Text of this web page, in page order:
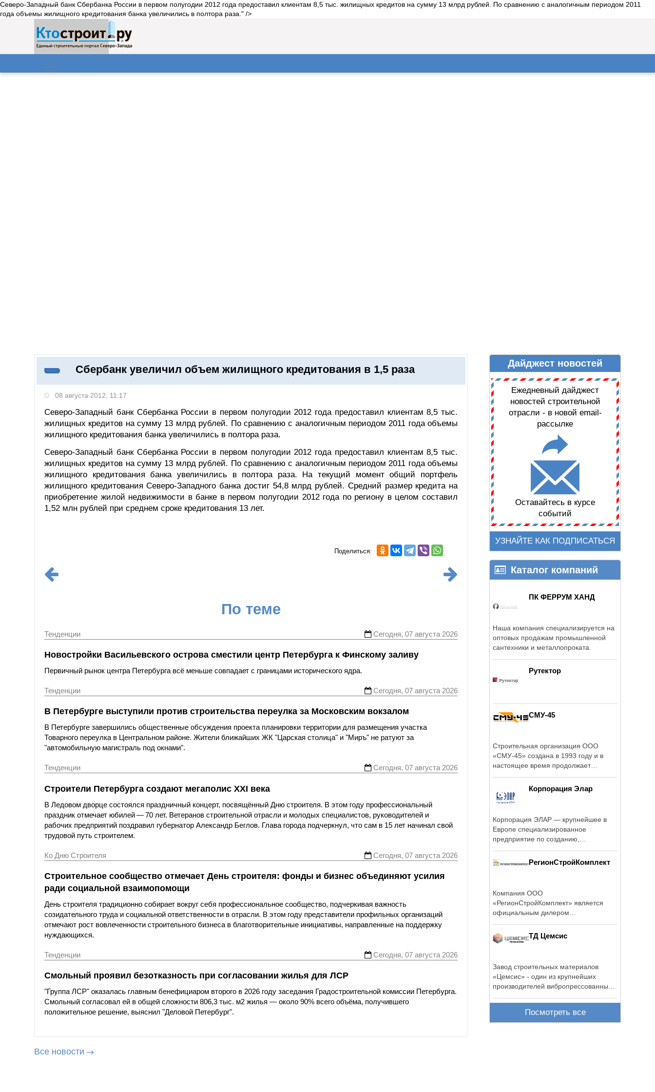
Северо-Западный банк Сбербанка России в первом полугодии 2012 года предоставил клиентам 8,5 тыс. жилищных кредитов на сумму 13 млрд рублей. По сравнению с аналогичным периодом 2011
года объемы жилищного кредитования банка увеличились в полтора раза." />
Поиск
ДАЙДЖЕСТ НОВОСТЕЙ
Сбербанк увеличил объем жилищного кредитования в 1,5 раза
08 августа 2012, 11:17
Северо-Западный банк Сбербанка России в первом полугодии 2012 года предоставил клиентам 8,5 тыс.
жилищных кредитов на сумму 13 млрд рублей. По сравнению с аналогичным периодом 2011 года объемы
жилищного кредитования банка увеличились в полтора раза.
Северо-Западный банк Сбербанка России в первом полугодии 2012 года предоставил клиентам 8,5 тыс.
жилищных кредитов на сумму 13 млрд рублей. По сравнению с аналогичным периодом 2011 года объемы
жилищного кредитования банка увеличились в полтора раза. На текущий момент общий портфель
жилищного кредитования Северо-Западного банка достиг 54,8 млрд рублей. Средний размер кредита на
приобретение жилой недвижимости в банке в первом полугодии 2012 года по региону в целом составил
1,52 млн рублей при среднем сроке кредитования 13 лет.
Поделиться:
По теме
Тенденции Сегодня, 07 августа 2026
Новостройки Васильевского острова сместили центр Петербурга к Финскому заливу
Первичный рынок центра Петербурга всё меньше совпадает с границами исторического ядра.
Тенденции Сегодня, 07 августа 2026
В Петербурге выступили против строительства переулка за Московским вокзалом
В Петербурге завершились общественные обсуждения проекта планировки территории для размещения участка
Товарного переулка в Центральном районе. Жители ближайших ЖК "Царская столица" и "Миръ" не ратуют за
"автомобильную магистраль под окнами".
Тенденции Сегодня, 07 августа 2026
Строители Петербурга создают мегаполис XXI века
В Ледовом дворце состоялся праздничный концерт, посвящённый Дню строителя. В этом году профессиональный
праздник отмечает юбилей — 70 лет. Ветеранов строительной отрасли и молодых специалистов, руководителей и
рабочих предприятий поздравил губернатор Александр Беглов. Глава города подчеркнул, что сам в 15 лет начинал свой
трудовой путь строителем.
Ко Дню Строителя Сегодня, 07 августа 2026
Строительное сообщество отмечает День строителя: фонды и бизнес объединяют усилия
ради социальной взаимопомощи
День строителя традиционно собирает вокруг себя профессиональное сообщество, подчеркивая важность
созидательного труда и социальной ответственности в отрасли. В этом году представители профильных организаций
отмечают рост вовлеченности строительного бизнеса в благотворительные инициативы, направленные на поддержку
нуждающихся.
Тенденции Сегодня, 07 августа 2026
Смольный проявил безотказность при согласовании жилья для ЛСР
"Группа ЛСР" оказалась главным бенефициаром второго в 2026 году заседания Градостроительной комиссии Петербурга.
Смольный согласовал ей в общей сложности 806,3 тыс. м2 жилья — около 90% всего объёма, получившего
положительное решение, выяснил "Деловой Петербург".
Все новости
Дайджест новостей
Ежедневный дайджест
новостей строительной
отрасли - в новой email-
рассылке
Оставайтесь в курсе
событий
УЗНАЙТЕ КАК ПОДПИСАТЬСЯ
Каталог компаний
ПК ФЕРРУМ ХАНД
Наша компания специализируется на
оптовых продажам промышленной
сантехники и металлопроката.
Рутектор
СМУ-45
Строительная организация ООО
«СМУ-45» создана в 1993 году и в
настоящее время продолжает
Корпорация Элар
Корпорация ЭЛАР — крупнейшее в
Европе специализированное
предприятие по созданию,
РегионСтройКомплект
Компания ООО
«РегионСтройКомплект» является
официальным дилером
ТД Цемсис
Завод строительных материалов
«Цемсис» - один из крупнейших
производителей вибропрессованных
Посмотреть все